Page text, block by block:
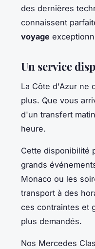
des dernières
connaissent
voyage
Un service
La Côte d'Azur ne
plus. Que vous
d'un transfert
heure.
Cette disponibilité
grands
Monaco ou les
transport à des
ces contraintes et
plus demandés.
Nos Mercedes